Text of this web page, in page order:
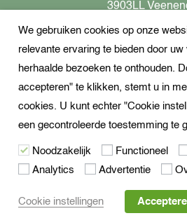
3903LL
alleen op afspraak
KvK-nummer:
Btw-nummer:
Volg ons
We gebruiken cookies op onze
relevante ervaring te bieden door
herhaalde bezoeken te onthouden.
accepteren" te klikken, stemt u in
cookies. U kunt echter "Cookie
een gecontroleerde toestemming te
Noodzakelijk Functioneel
Analytics
Advertentie
Cookie instellingen